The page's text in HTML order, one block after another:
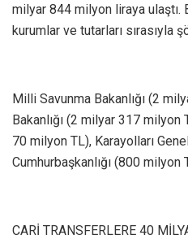
milyar 844 milyon liraya ulaştı.
kurumlar ve tutarları sırasıyla
Milli Savunma Bakanlığı (2
Bakanlığı (2 milyar 317 milyon
70 milyon TL), Karayolları
Cumhurbaşkanlığı (800 milyon
CARİ TRANSFERLERE 40